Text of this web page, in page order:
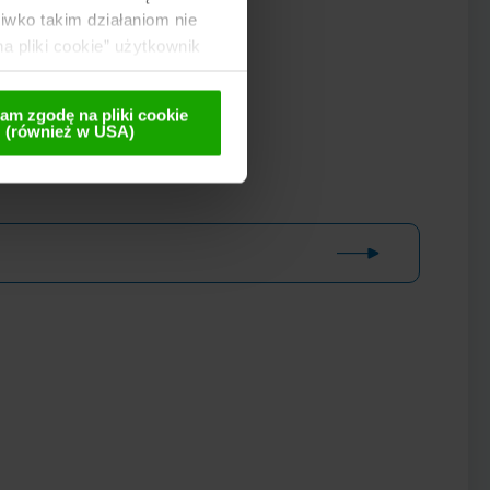
takim działaniom nie
pliki cookie” użytkownik
zgodę na pliki cookie
(również w USA)